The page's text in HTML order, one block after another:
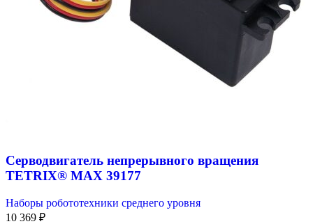
Серводвигатель непрерывного вращения
TETRIX® MAX 39177
Наборы робототехники среднего уровня
10 369 ₽